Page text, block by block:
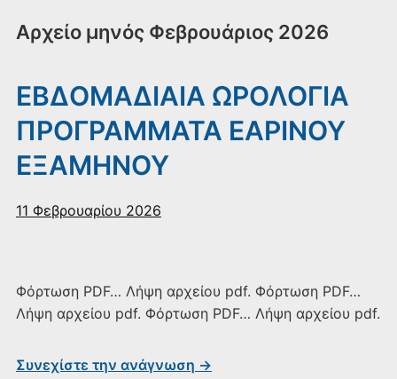
Αρχείο μηνός Φεβρουάριος 2026
ΕΒΔΟΜΑΔΙΑΙΑ ΩΡΟΛΟΓΙΑ
ΠΡΟΓΡΑΜΜΑΤΑ ΕΑΡΙΝΟΥ
ΕΞΑΜΗΝΟΥ
11 Φεβρουαρίου 2026
Φόρτωση PDF… Λήψη αρχείου pdf. Φόρτωση PDF…
Λήψη αρχείου pdf. Φόρτωση PDF… Λήψη αρχείου pdf.
Συνεχίστε την ανάγνωση →